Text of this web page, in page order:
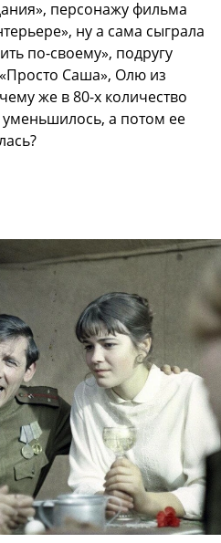
персонажу фильма
ну а сама сыграла
по-своему», подругу
Саша», Олю из
же в 80-х количество
уменьшилось, а потом ее